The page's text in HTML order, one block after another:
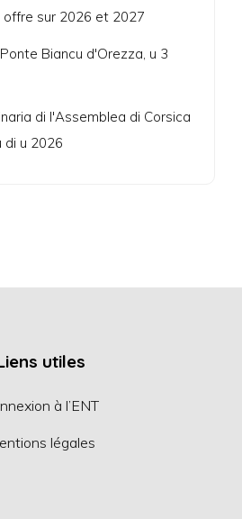
sur 2026 et 2027
Biancu d'Orezza, u 3
di l'Assemblea di Corsica
di u 2026
utiles
à l’ENT
légales